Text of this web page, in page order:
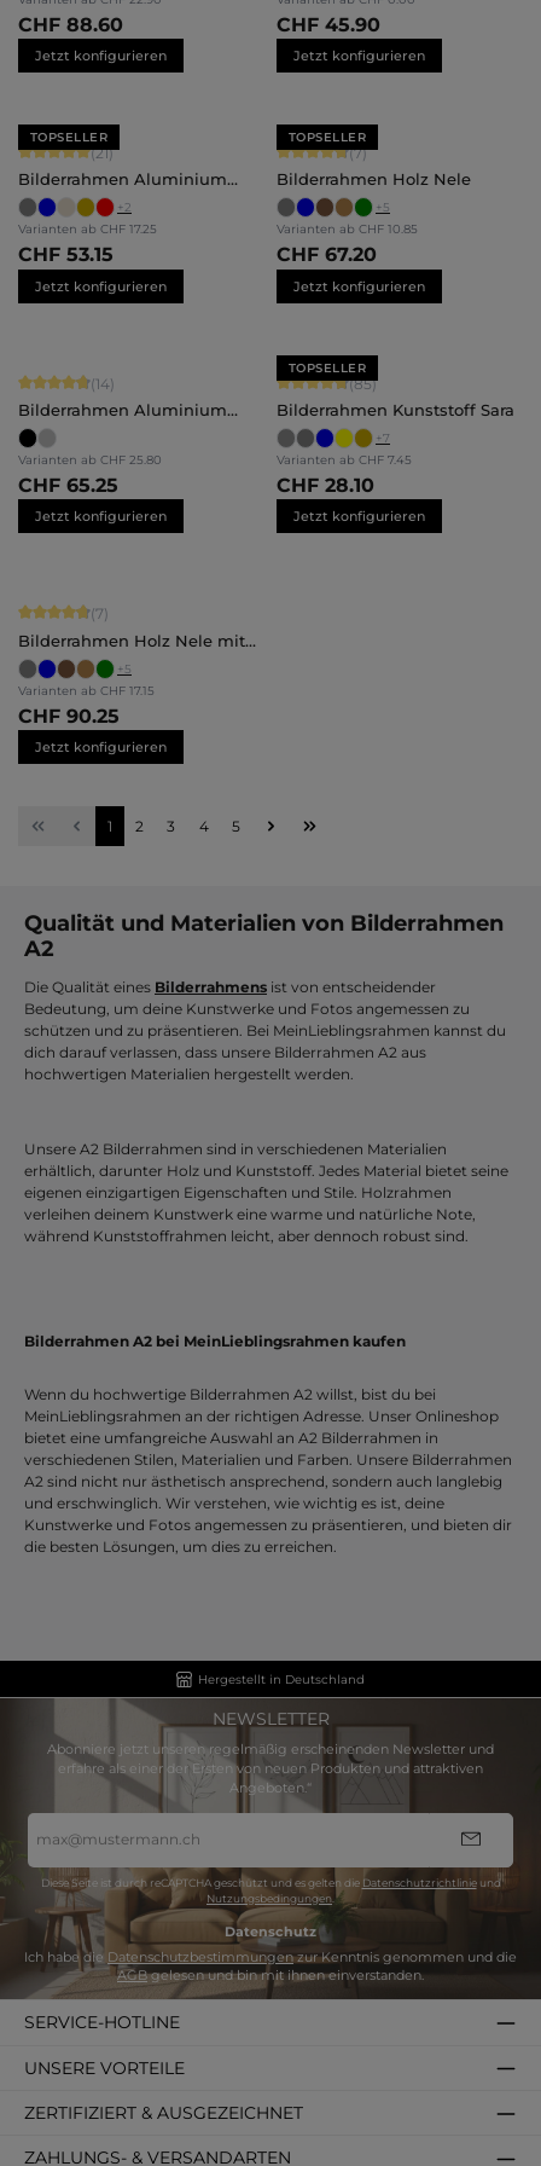
CHF 88.60
Jetzt konfigurieren
CHF 45.90
Jetzt konfigurieren
TOPSELLER
Durchschnittliche Bewertung von 5 von 5 Sternen
(21)
Bilderrahmen Aluminium
Mika
+2
Varianten ab CHF 17.25
CHF 53.15
Jetzt konfigurieren
TOPSELLER
Durchschnittliche Bewertung von
(7)
Bilderrahmen Holz Nele
+5
Varianten ab CHF 10.85
CHF 67.20
Jetzt konfigurieren
Durchschnittliche Bewertung von 4.86 von 5 Sternen
(14)
Bilderrahmen Aluminium
Costa
Varianten ab CHF 25.80
CHF 65.25
Jetzt konfigurieren
TOPSELLER
Durchschnittliche Bewertung von
(85)
Bilderrahmen Kunststoff Sara
+7
Varianten ab CHF 7.45
CHF 28.10
Jetzt konfigurieren
Durchschnittliche Bewertung von 4.71 von 5 Sternen
(7)
Bilderrahmen Holz Nele mit
Abstandsleiste
+5
Varianten ab CHF 17.15
CHF 90.25
Jetzt konfigurieren
Seite
1 Seite
2 Seite
3 Seite
4 Seite
5
Qualität und Materialien von Bilderrahmen
A2
Die Qualität eines Bilderrahmens ist von entscheidender
Bedeutung, um deine Kunstwerke und Fotos angemessen zu
schützen und zu präsentieren. Bei MeinLieblingsrahmen kannst du
dich darauf verlassen, dass unsere Bilderrahmen A2 aus
hochwertigen Materialien hergestellt werden.
Unsere A2 Bilderrahmen sind in verschiedenen Materialien
erhältlich, darunter Holz und Kunststoff. Jedes Material bietet seine
eigenen einzigartigen Eigenschaften und Stile. Holzrahmen
verleihen deinem Kunstwerk eine warme und natürliche Note,
während Kunststoffrahmen leicht, aber dennoch robust sind.
Bilderrahmen A2 bei MeinLieblingsrahmen kaufen
Wenn du hochwertige Bilderrahmen A2 willst, bist du bei
MeinLieblingsrahmen an der richtigen Adresse. Unser Onlineshop
bietet eine umfangreiche Auswahl an A2 Bilderrahmen in
verschiedenen Stilen, Materialien und Farben. Unsere Bilderrahmen
A2 sind nicht nur ästhetisch ansprechend, sondern auch langlebig
und erschwinglich. Wir verstehen, wie wichtig es ist, deine
Kunstwerke und Fotos angemessen zu präsentieren, und bieten dir
die besten Lösungen, um dies zu erreichen.
Hergestellt in Deutschland
NEWSLETTER
Abonniere jetzt unseren regelmäßig erscheinenden Newsletter und
erfahre als einer der Ersten von neuen Produkten und attraktiven
Angeboten.“
Mail-
Adresse
Diese Seite ist durch reCAPTCHA geschützt und es gelten die Datenschutzrichtlinieund
Nutzungsbedingungen.
Datenschutz
Ich habe die Datenschutzbestimmungenzur Kenntnis genommen und die
AGBgelesen und bin mit ihnen einverstanden.
SERVICE-HOTLINE
ZAHLUNGS- & VERSANDARTEN
ZERTIFIZIERT & AUSGEZEICHNET
UNSERE VORTEILE